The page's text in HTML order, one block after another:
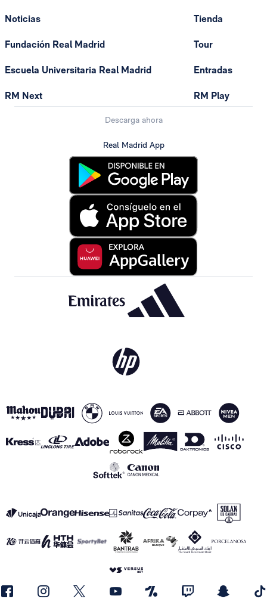
Noticias
Fundación Real Madrid
Escuela Universitaria Real Madrid
RM Next
Tienda
Tour
Entradas
RM Play
Descarga ahora
Real Madrid App